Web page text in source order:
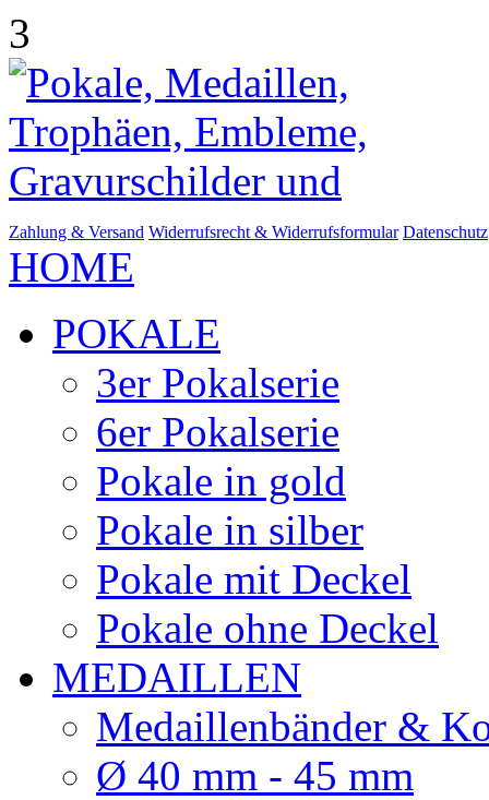
3
Zahlung & Versand Widerrufsrecht & Widerrufsformular Datenschutz
HOME
POKALE
3er Pokalserie
6er Pokalserie
Pokale in gold
Pokale in silber
Pokale mit Deckel
Pokale ohne Deckel
MEDAILLEN
Medaillenbänder &
Ø 40 mm - 45 mm